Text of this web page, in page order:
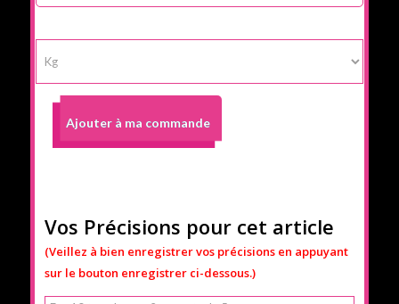
Ajouter à ma commande
Vos Précisions pour cet article
(Veillez à bien enregistrer vos précisions en appuyant
sur le bouton enregistrer ci-dessous.)